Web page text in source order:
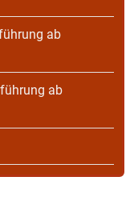
ab
ab